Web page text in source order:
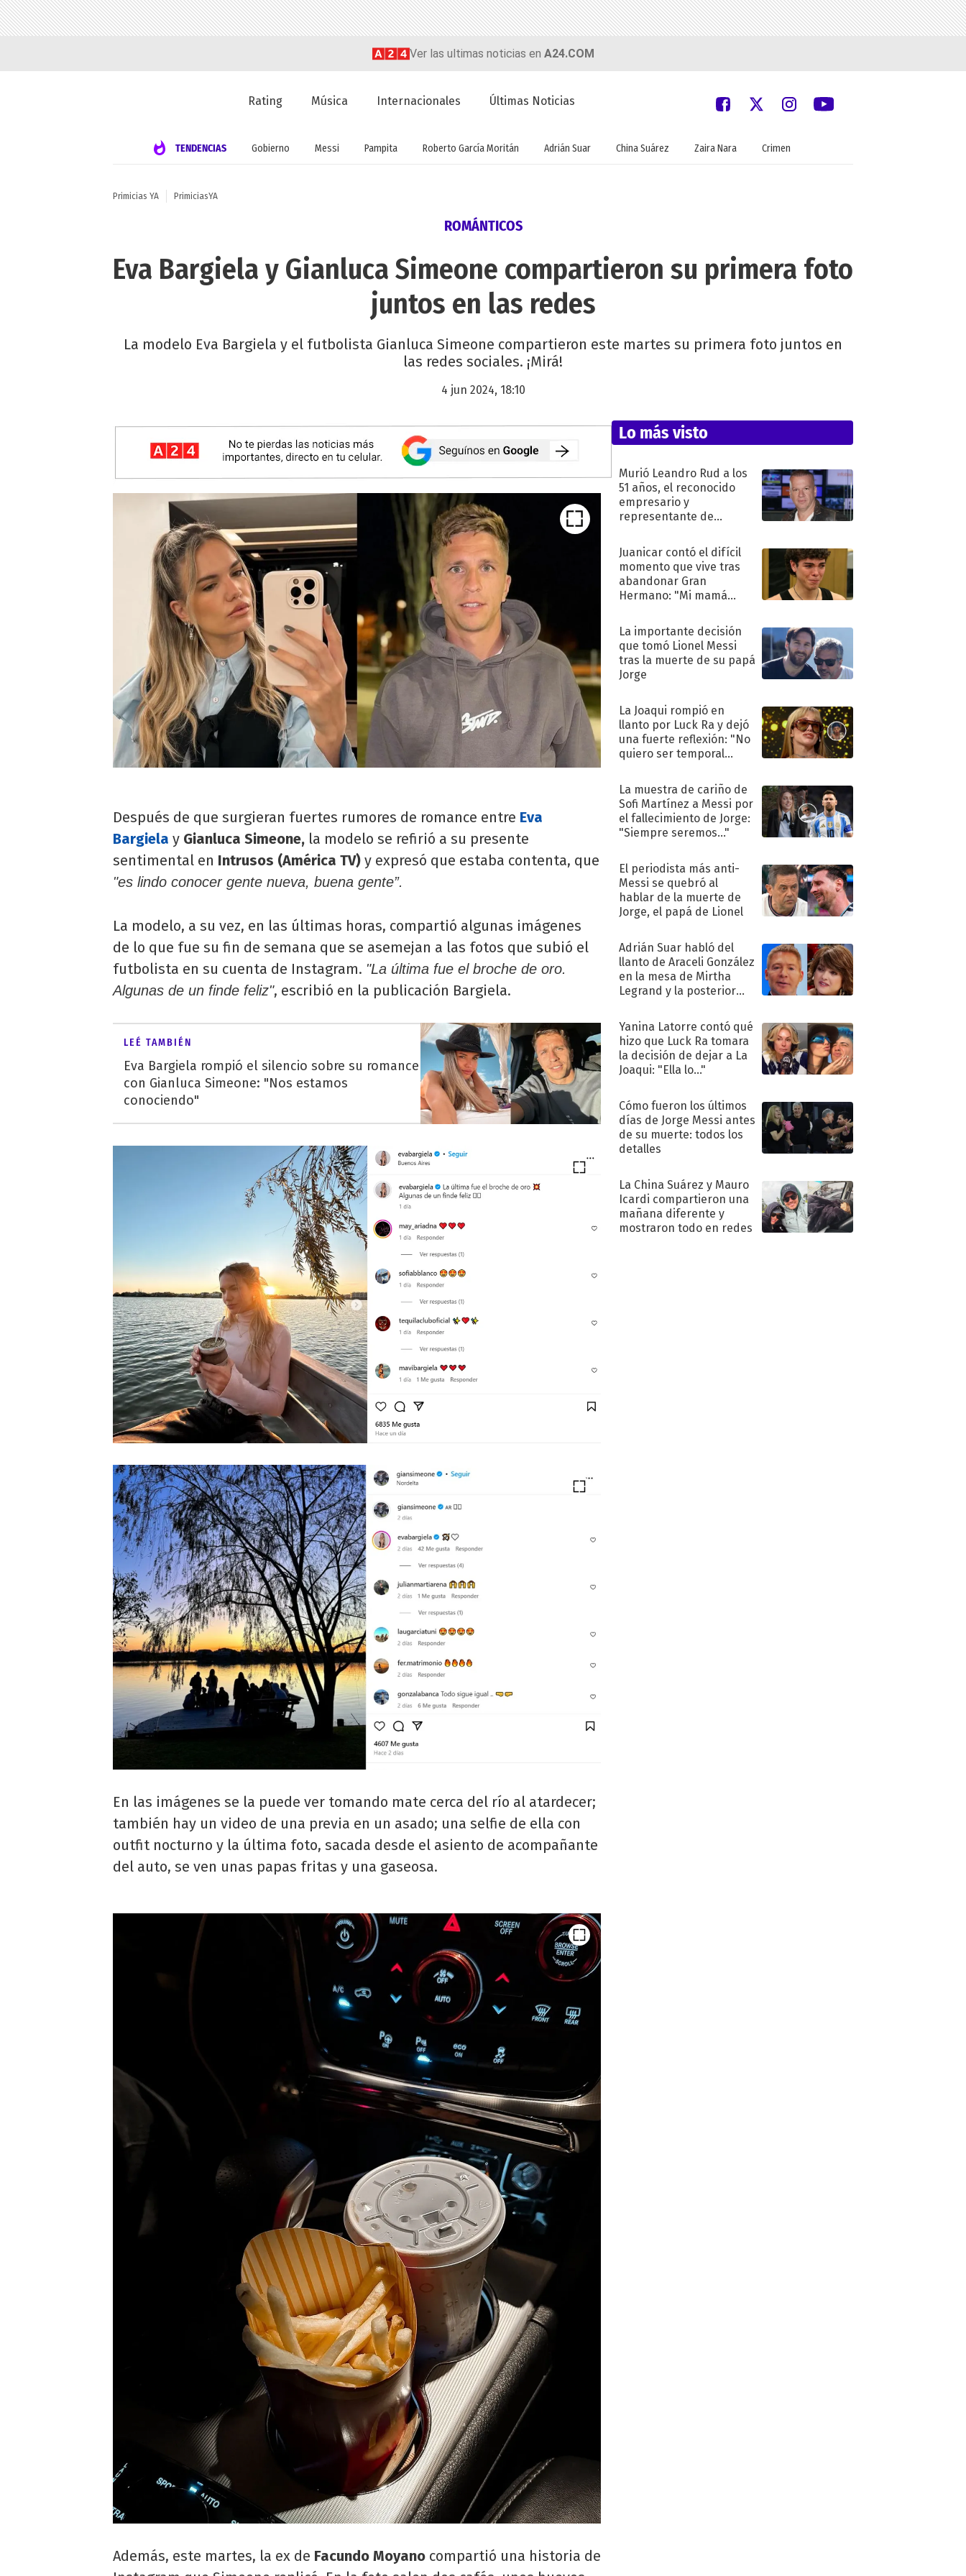
Ver las ultimas noticias en A24.COM
Rating Música Internacionales Últimas Noticias
TENDENCIAS Gobierno Messi Pampita Roberto García Moritán Adrián Suar China Suárez Zaira Nara Crimen
Primicias YA PrimiciasYA
ROMÁNTICOS
Eva Bargiela y Gianluca Simeone compartieron su primera foto
juntos en las redes
La modelo Eva Bargiela y el futbolista Gianluca Simeone compartieron este martes su primera foto juntos en
las redes sociales. ¡Mirá!
4 jun 2024, 18:10
Después de que surgieran fuertes rumores de romance entre Eva
Bargiela y Gianluca Simeone, la modelo se refirió a su presente
sentimental en Intrusos (América TV) y expresó que estaba contenta, que
"es lindo conocer gente nueva, buena gente”.
La modelo, a su vez, en las últimas horas, compartió algunas imágenes
de lo que fue su fin de semana que se asemejan a las fotos que subió el
futbolista en su cuenta de Instagram. "La última fue el broche de oro.
Algunas de un finde feliz", escribió en la publicación Bargiela.
LEÉ TAMBIÉN
Eva Bargiela rompió el silencio sobre su romance
con Gianluca Simeone: "Nos estamos
conociendo"
En las imágenes se la puede ver tomando mate cerca del río al atardecer;
también hay un video de una previa en un asado; una selfie de ella con
outfit nocturno y la última foto, sacada desde el asiento de acompañante
del auto, se ven unas papas fritas y una gaseosa.
Además, este martes, la ex de Facundo Moyano compartió una historia de
Lo más visto
Murió Leandro Rud a los
51 años, el reconocido
empresario y
representante de
Juanicar contó el difícil
momento que vive tras
abandonar Gran
Hermano: "Mi mamá
La importante decisión
que tomó Lionel Messi
tras la muerte de su papá
Jorge
La Joaqui rompió en
llanto por Luck Ra y dejó
una fuerte reflexión: "No
quiero ser temporal
La muestra de cariño de
Sofi Martínez a Messi por
el fallecimiento de Jorge:
"Siempre seremos..."
El periodista más anti-
Messi se quebró al
hablar de la muerte de
Jorge, el papá de Lionel
Adrián Suar habló del
llanto de Araceli González
en la mesa de Mirtha
Legrand y la posterior
Yanina Latorre contó qué
hizo que Luck Ra tomara
la decisión de dejar a La
Joaqui: "Ella lo..."
Cómo fueron los últimos
días de Jorge Messi antes
de su muerte: todos los
detalles
La China Suárez y Mauro
Icardi compartieron una
mañana diferente y
mostraron todo en redes